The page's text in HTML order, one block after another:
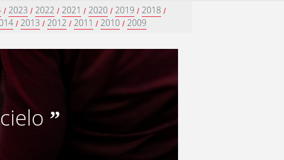
/ 2023 / 2022 / 2021 / 2020 / 2019 / 2018 /
/ 2013 / 2012 / 2011 / 2010 / 2009
”